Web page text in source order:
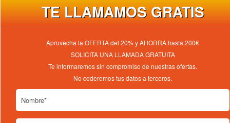
TE LLAMAMOS GRATIS
Aprovecha la OFERTA del 20% y AHORRA hasta 200€
SOLICITA UNA LLAMADA GRATUITA
Te informaremos sin compromiso de nuestras ofertas.
No cederemos tus datos a terceros.